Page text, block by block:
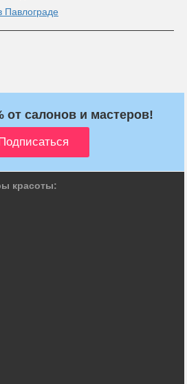
Павлограде
от салонов и мастеров!
красоты: